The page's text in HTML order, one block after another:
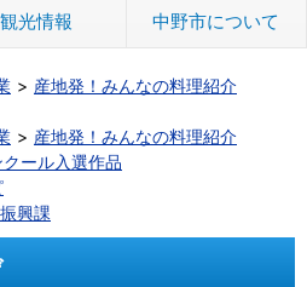
観光情報 中野市について
産地発！みんなの料理紹介
産地発！みんなの料理紹介
ール入選作品
興課